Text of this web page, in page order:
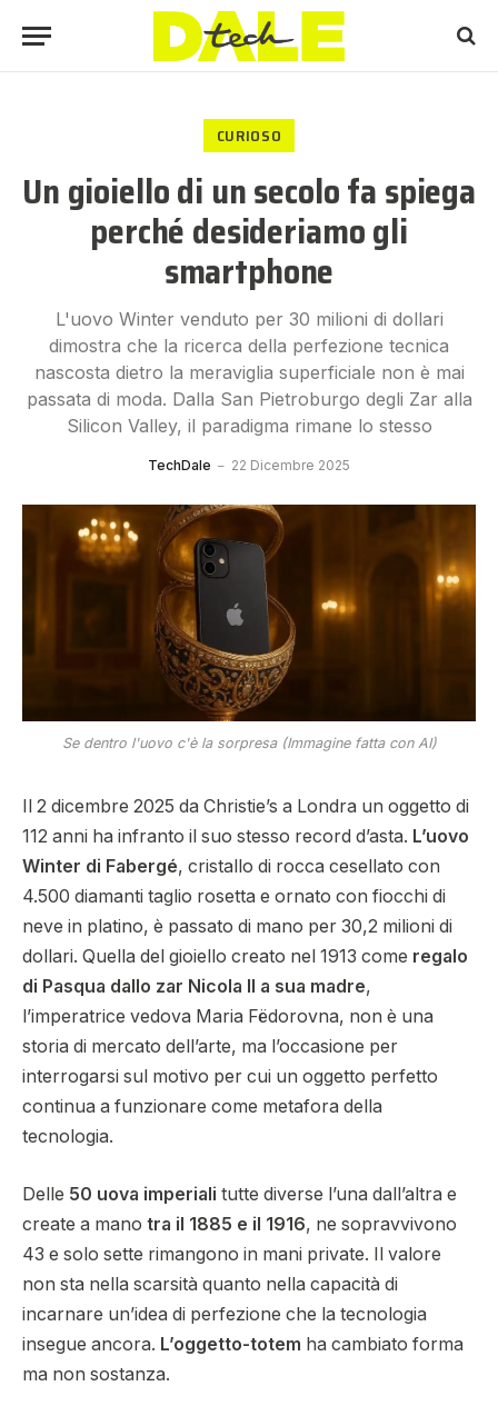
CURIOSO
Un gioiello di un secolo fa spiega
perché desideriamo gli
smartphone
L'uovo Winter venduto per 30 milioni di dollari
dimostra che la ricerca della perfezione tecnica
nascosta dietro la meraviglia superficiale non è mai
passata di moda. Dalla San Pietroburgo degli Zar alla
Silicon Valley, il paradigma rimane lo stesso
TechDale 22 Dicembre 2025
Se dentro l'uovo c'è la sorpresa (Immagine fatta con AI)
Il 2 dicembre 2025 da Christie’s a Londra un oggetto di
112 anni ha infranto il suo stesso record d’asta. L’uovo
Winter di Fabergé, cristallo di rocca cesellato con
4.500 diamanti taglio rosetta e ornato con fiocchi di
neve in platino, è passato di mano per 30,2 milioni di
dollari. Quella del gioiello creato nel 1913 come regalo
di Pasqua dallo zar Nicola II a sua madre,
l’imperatrice vedova Maria Fëdorovna, non è una
storia di mercato dell’arte, ma l’occasione per
interrogarsi sul motivo per cui un oggetto perfetto
continua a funzionare come metafora della
tecnologia.
Delle 50 uova imperiali tutte diverse l’una dall’altra e
create a mano tra il 1885 e il 1916, ne sopravvivono
43 e solo sette rimangono in mani private. Il valore
non sta nella scarsità quanto nella capacità di
incarnare un’idea di perfezione che la tecnologia
insegue ancora. L’oggetto-totem ha cambiato forma
ma non sostanza.